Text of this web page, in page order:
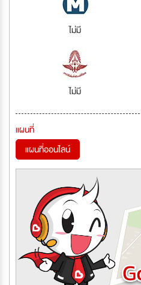
ไม่มี
ไม่มี
แผนที่
แผนที่ออนไลน์